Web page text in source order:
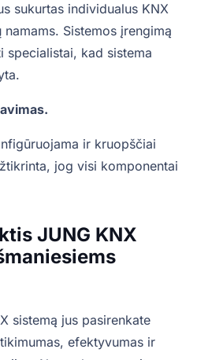
sukurtas individualus KNX
Sistemos įrengimą
kad sistema
ir kruopščiai
jog visi komponentai
JUNG KNX
sistemą jus pasirenkate
efektyvumas ir